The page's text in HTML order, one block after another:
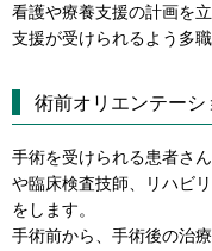
看護や療養支援の計画を
支援が受けられるよう多
術前オリエンテーシ
手術を受けられる患者さ
や臨床検査技師、リハビ
をします。
手術前から、手術後の治